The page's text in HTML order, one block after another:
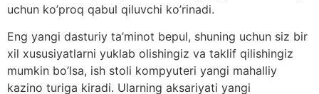
uchun ko’proq qabul qiluvchi ko’rinadi.
Eng yangi dasturiy ta’minot bepul, shuning uchun siz bir
xil xususiyatlarni yuklab olishingiz va taklif qilishingiz
mumkin bo’lsa, ish stoli kompyuteri yangi mahalliy
kazino turiga kiradi. Ularning aksariyati yangi